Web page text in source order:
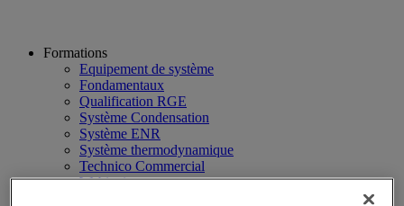
Formations
Equipement de système
Fondamentaux
Qualification RGE
Système Condensation
Système ENR
Système thermodynamique
Technico Commercial
Webinaire